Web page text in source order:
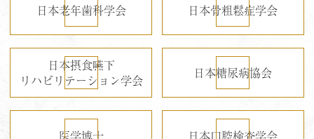
日本老年歯科学会 日本骨粗鬆症学会
日本摂食嚥下
リハビリテーション学会
日本糖尿病協会
医学博士 日本口腔検査学会